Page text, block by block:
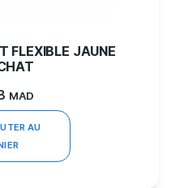
MAD
AU